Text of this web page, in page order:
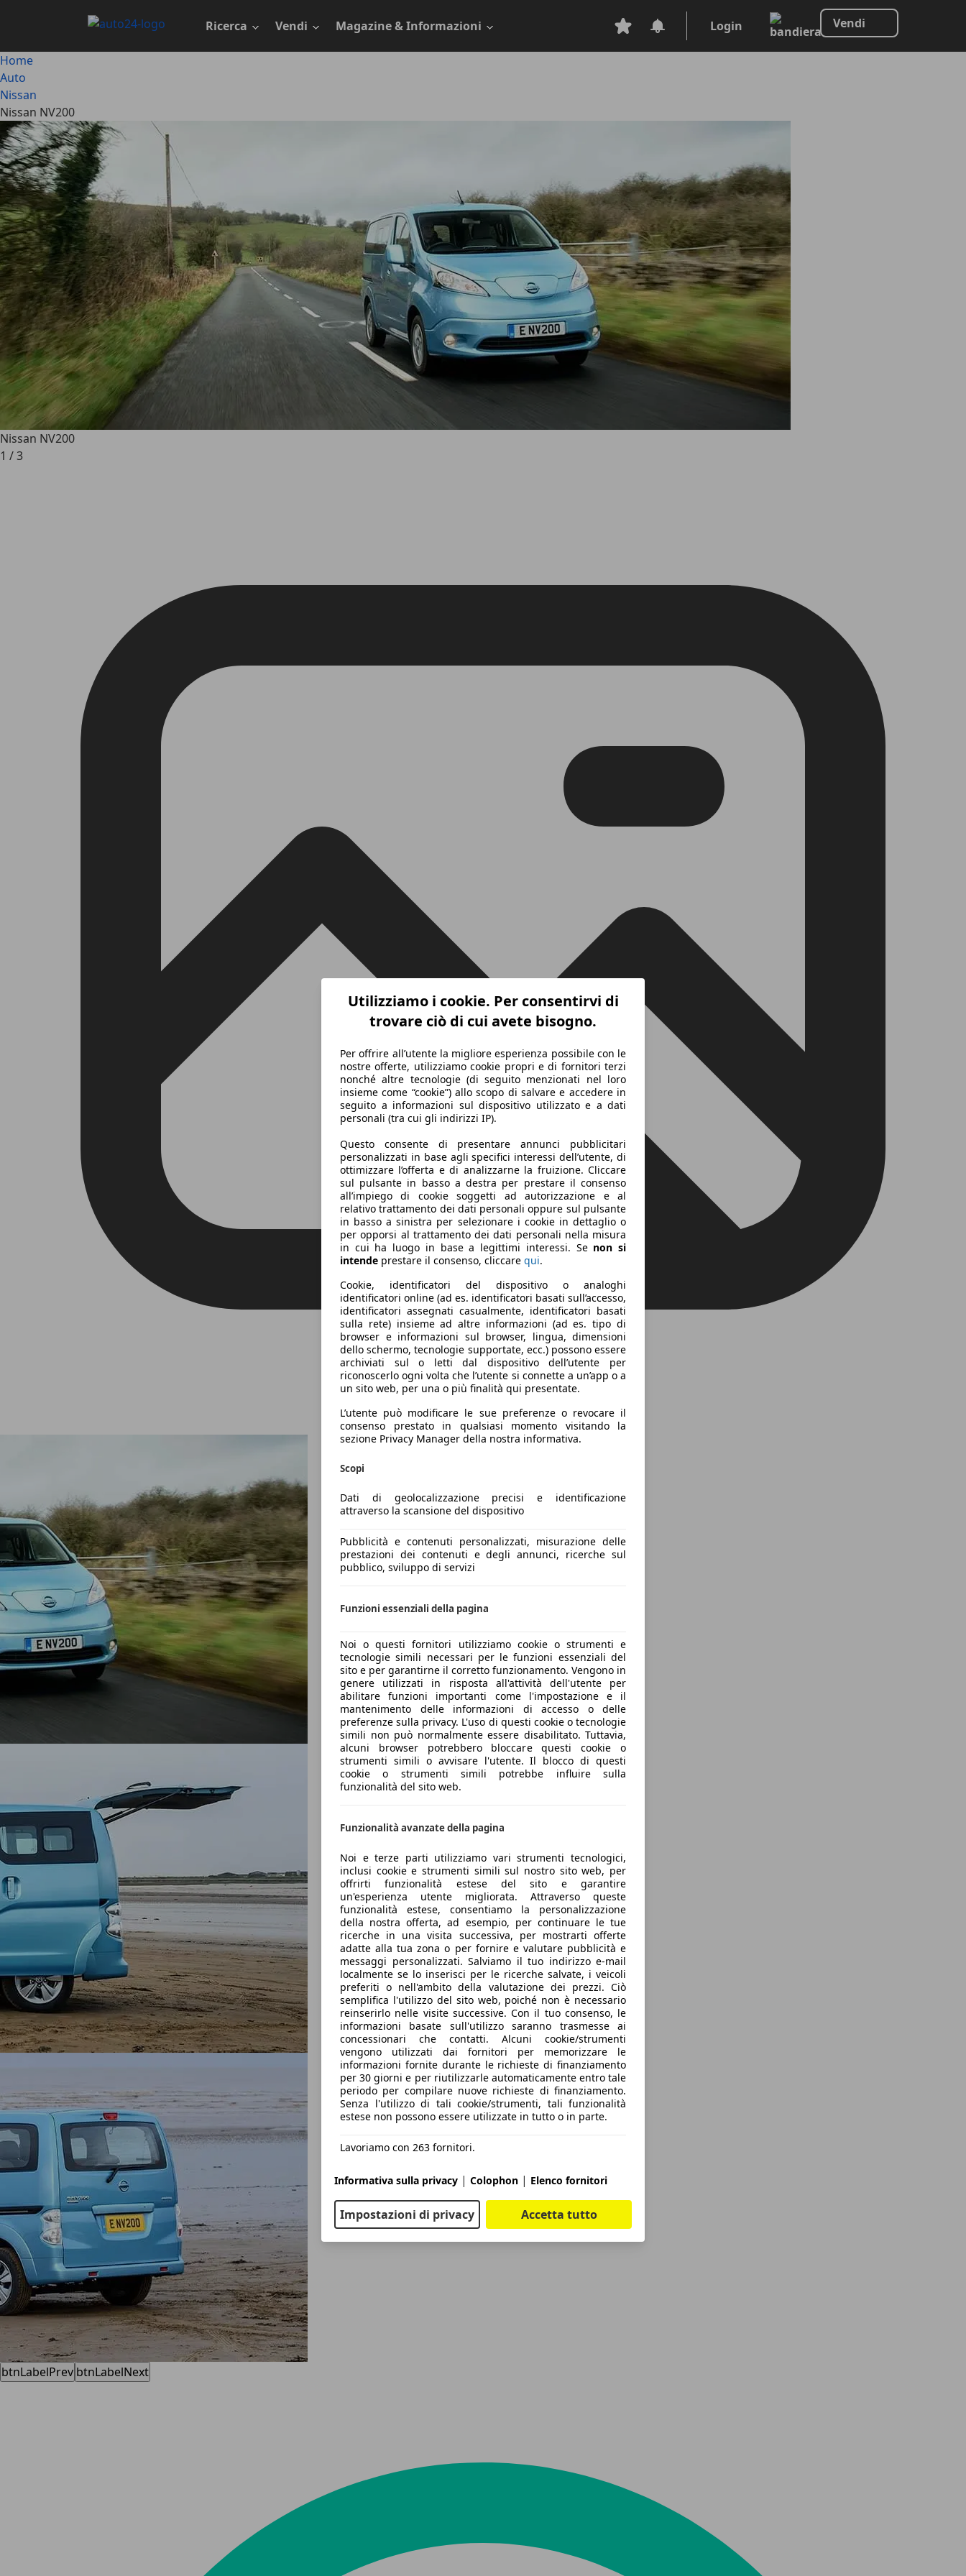
principale
Ricerca Vendi Magazine & Informazioni Login Vendi
Home
Auto
Nissan
Nissan NV200
Nissan NV200
1 /3
btnLabelPrev btnLabelNext
Utilizziamo i cookie. Per consentirvi di
trovare ciò di cui avete bisogno.
Per offrire all’utente la migliore esperienza possibile con le
nostre offerte, utilizziamo cookie propri e di fornitori terzi
nonché altre tecnologie (di seguito menzionati nel loro
insieme come “cookie”) allo scopo di salvare e accedere in
seguito a informazioni sul dispositivo utilizzato e a dati
personali (tra cui gli indirizzi IP).
Questo consente di presentare annunci pubblicitari
personalizzati in base agli specifici interessi dell’utente, di
ottimizzare l’offerta e di analizzarne la fruizione. Cliccare
sul pulsante in basso a destra per prestare il consenso
all’impiego di cookie soggetti ad autorizzazione e al
relativo trattamento dei dati personali oppure sul pulsante
in basso a sinistra per selezionare i cookie in dettaglio o
per opporsi al trattamento dei dati personali nella misura
in cui ha luogo in base a legittimi interessi. Se non si
intende prestare il consenso, cliccare qui.
Cookie, identificatori del dispositivo o analoghi
identificatori online (ad es. identificatori basati sull’accesso,
identificatori assegnati casualmente, identificatori basati
sulla rete) insieme ad altre informazioni (ad es. tipo di
browser e informazioni sul browser, lingua, dimensioni
dello schermo, tecnologie supportate, ecc.) possono essere
archiviati sul o letti dal dispositivo dell’utente per
riconoscerlo ogni volta che l’utente si connette a un’app o a
un sito web, per una o più finalità qui presentate.
L’utente può modificare le sue preferenze o revocare il
consenso prestato in qualsiasi momento visitando la
sezione Privacy Manager della nostra informativa.
Scopi
Dati di geolocalizzazione precisi e identificazione
attraverso la scansione del dispositivo
Pubblicità e contenuti personalizzati, misurazione delle
prestazioni dei contenuti e degli annunci, ricerche sul
pubblico, sviluppo di servizi
Funzioni essenziali della pagina
Noi o questi fornitori utilizziamo cookie o strumenti e
tecnologie simili necessari per le funzioni essenziali del
sito e per garantirne il corretto funzionamento. Vengono in
genere utilizzati in risposta all'attività dell'utente per
abilitare funzioni importanti come l'impostazione e il
mantenimento delle informazioni di accesso o delle
preferenze sulla privacy. L'uso di questi cookie o tecnologie
simili non può normalmente essere disabilitato. Tuttavia,
alcuni browser potrebbero bloccare questi cookie o
strumenti simili o avvisare l'utente. Il blocco di questi
cookie o strumenti simili potrebbe influire sulla
funzionalità del sito web.
Funzionalità avanzate della pagina
Noi e terze parti utilizziamo vari strumenti tecnologici,
inclusi cookie e strumenti simili sul nostro sito web, per
offrirti funzionalità estese del sito e garantire
un'esperienza utente migliorata. Attraverso queste
funzionalità estese, consentiamo la personalizzazione
della nostra offerta, ad esempio, per continuare le tue
ricerche in una visita successiva, per mostrarti offerte
adatte alla tua zona o per fornire e valutare pubblicità e
messaggi personalizzati. Salviamo il tuo indirizzo e-mail
localmente se lo inserisci per le ricerche salvate, i veicoli
preferiti o nell'ambito della valutazione dei prezzi. Ciò
semplifica l'utilizzo del sito web, poiché non è necessario
reinserirlo nelle visite successive. Con il tuo consenso, le
informazioni basate sull'utilizzo saranno trasmesse ai
concessionari che contatti. Alcuni cookie/strumenti
vengono utilizzati dai fornitori per memorizzare le
informazioni fornite durante le richieste di finanziamento
per 30 giorni e per riutilizzarle automaticamente entro tale
periodo per compilare nuove richieste di finanziamento.
Senza l'utilizzo di tali cookie/strumenti, tali funzionalità
estese non possono essere utilizzate in tutto o in parte.
Lavoriamo con 263 fornitori.
Informativa sulla privacy | Colophon | Elenco fornitori
Impostazioni di privacy Accetta tutto